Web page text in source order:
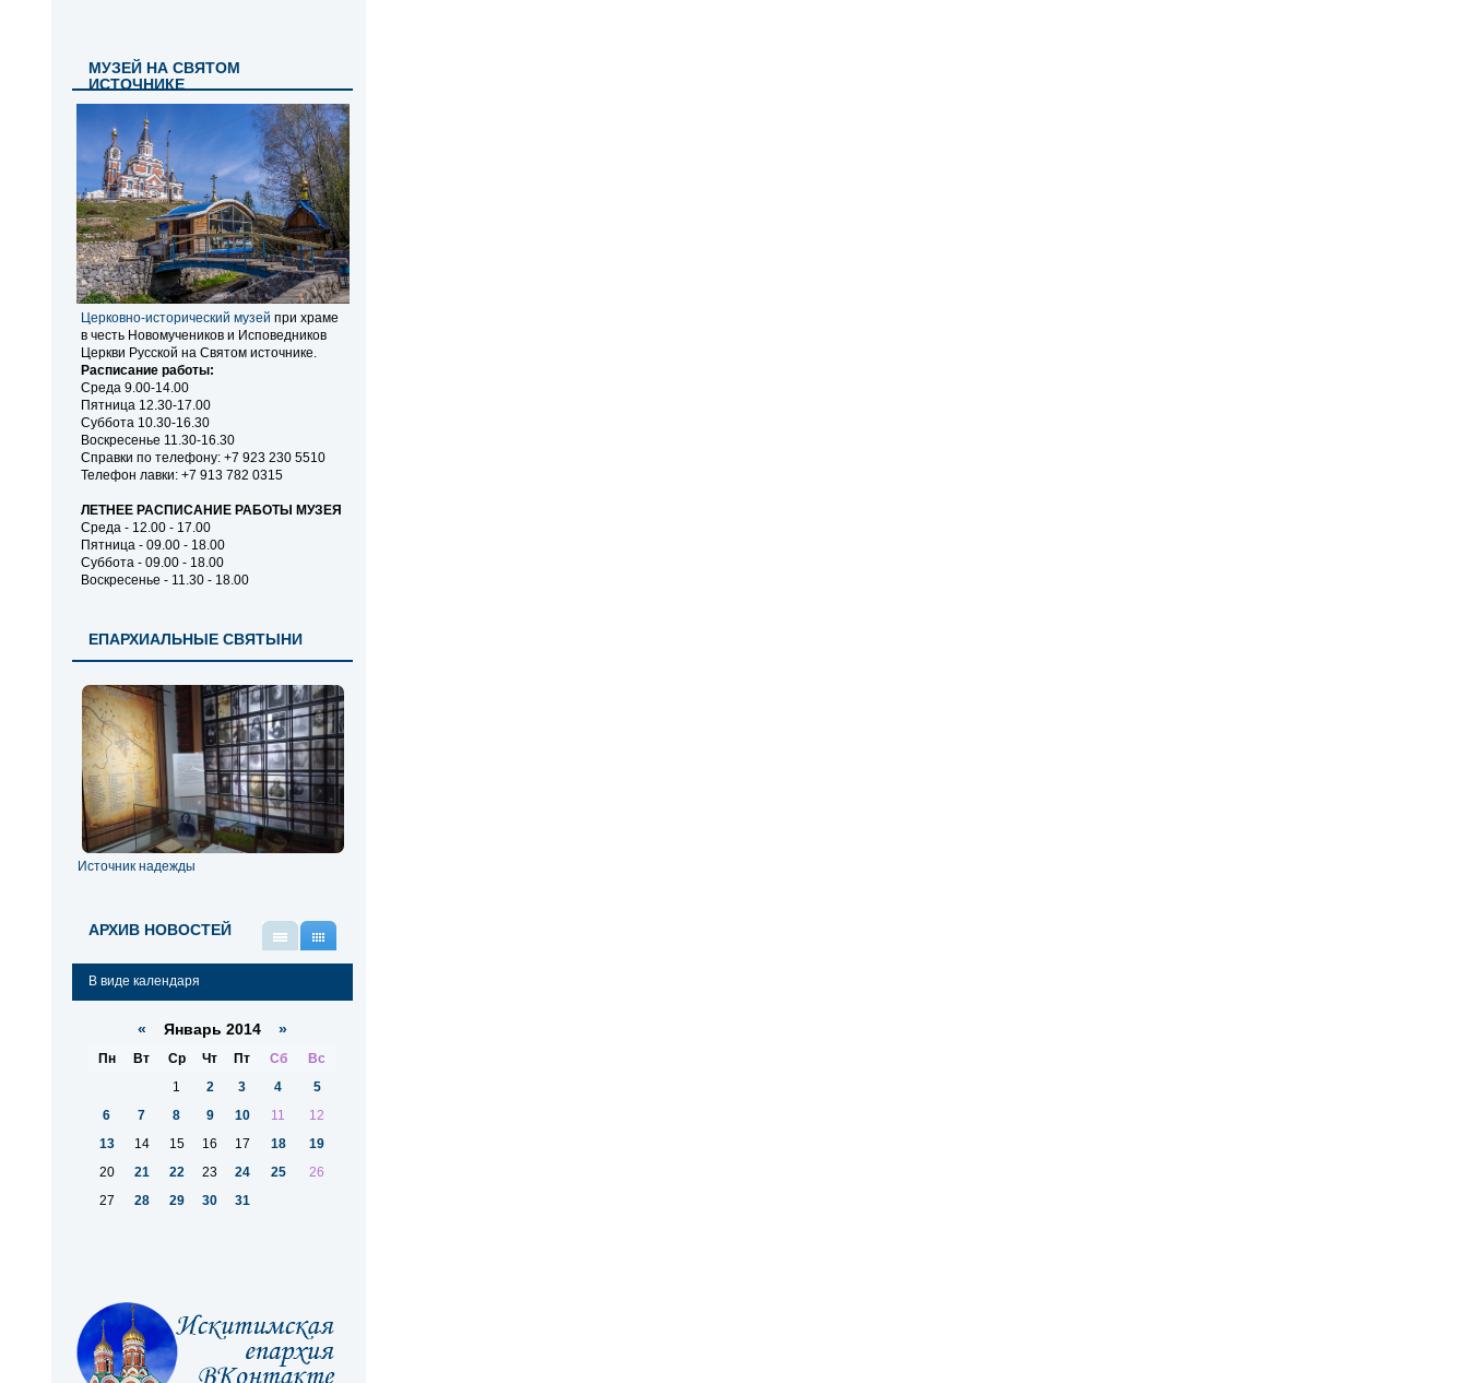
МУЗЕЙ НА СВЯТОМ
ИСТОЧНИКЕ
Церковно-исторический музей при храме
в честь Новомучеников и Исповедников
Церкви Русской на Святом источнике.
Расписание работы:
Среда 9.00-14.00
Пятница 12.30-17.00
Суббота 10.30-16.30
Воскресенье 11.30-16.30
Справки по телефону: +7 923 230 5510
Телефон лавки: +7 913 782 0315
ЛЕТНЕЕ РАСПИСАНИЕ РАБОТЫ МУЗЕЯ
Среда - 12.00 - 17.00
Пятница - 09.00 - 18.00
Суббота - 09.00 - 18.00
Воскресенье - 11.30 - 18.00
ЕПАРХИАЛЬНЫЕ СВЯТЫНИ
Источник надежды
АРХИВ НОВОСТЕЙ
В виде календаря
« Январь 2014 »
Пн Вт Ср Чт Пт Сб
Вс
1
2 3 4
5
6
7 8 9 10 11
12
13
14 15 16 17 18
19
20
21 22 23 24 25
26
27
28 29 30 31